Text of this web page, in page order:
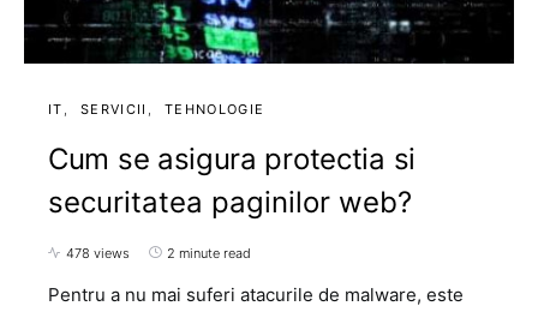
IT SERVICII TEHNOLOGIE
Cum se asigura protectia si
securitatea paginilor web?
478 views 2 minute read
Pentru a nu mai suferi atacurile de malware, este